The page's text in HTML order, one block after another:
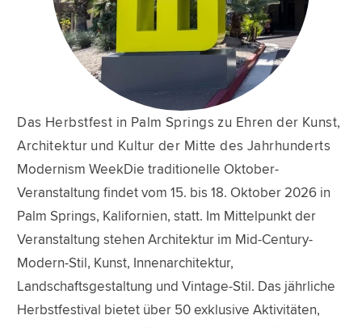
Das Herbstfest in Palm Springs zu Ehren der Kunst,
Architektur und Kultur der Mitte des Jahrhunderts
Modernism WeekDie traditionelle Oktober-
Veranstaltung findet vom 15. bis 18. Oktober 2026 in
Palm Springs, Kalifornien, statt. Im Mittelpunkt der
Veranstaltung stehen Architektur im Mid-Century-
Modern-Stil, Kunst, Innenarchitektur,
Landschaftsgestaltung und Vintage-Stil. Das jährliche
Herbstfestival bietet über 50 exklusive Aktivitäten,